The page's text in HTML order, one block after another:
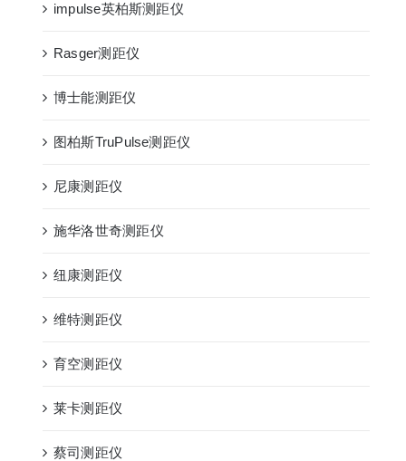
impulse英柏斯测距仪
Rasger测距仪
博士能测距仪
图柏斯TruPulse测距仪
尼康测距仪
施华洛世奇测距仪
纽康测距仪
维特测距仪
育空测距仪
莱卡测距仪
蔡司测距仪